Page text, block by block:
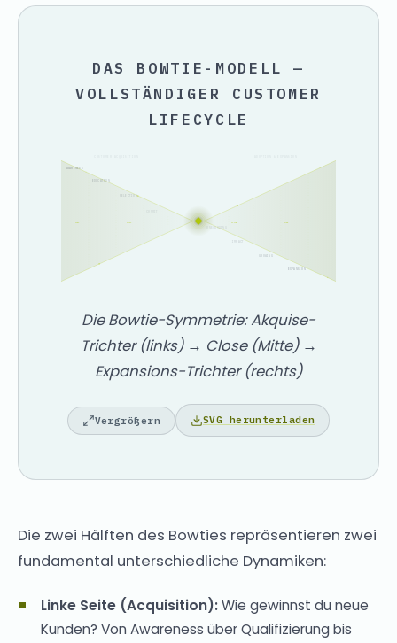
DAS BOWTIE-MODELL —
VOLLSTÄNDIGER CUSTOMER
LIFECYCLE
AWARENESS
EDUCATION
SELECTION
#MQL #SQL
ONBOARDING
EXPANSION
#LIVE #MRR
CLOSE
Die Bowtie-Symmetrie: Akquise-
Trichter (links) → Close (Mitte) →
Expansions-Trichter (rechts)
Vergrößern SVG herunterladen
Die zwei Hälften des Bowties repräsentieren zwei
fundamental unterschiedliche Dynamiken:
Linke Seite (Acquisition):Wie gewinnst du neue
Kunden? Von Awareness über Qualifizierung bis